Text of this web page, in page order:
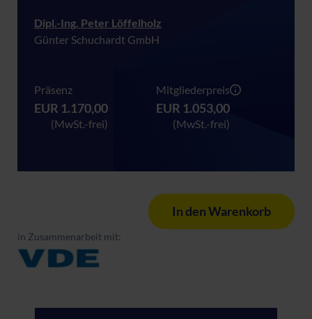
Dipl.-Ing. Peter Löffelholz
Günter Schuchardt GmbH
Präsenz
EUR 1.170,00
(MwSt.-frei)
Mitgliederpreis
EUR 1.053,00
(MwSt.-frei)
In den Warenkorb
in Zusammenarbeit mit: